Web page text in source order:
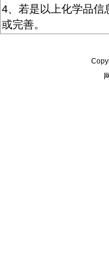
4、若是以上化学品信
或完善。